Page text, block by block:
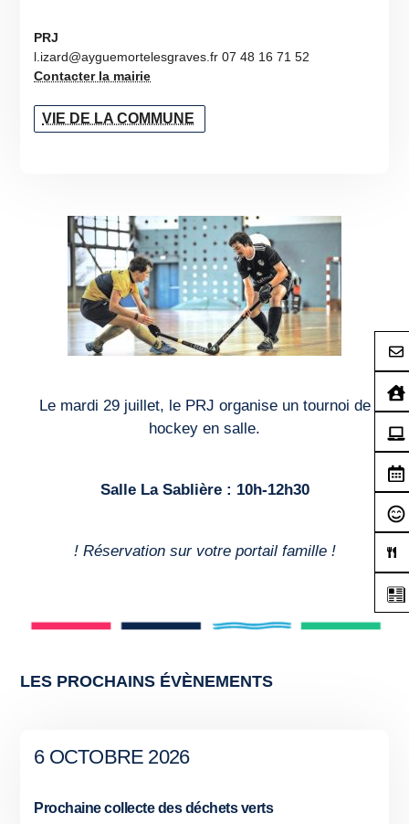
PRJ
l.izard@ayguemortelesgraves.fr 07 48 16 71 52
Contacter la mairie
VIE DE LA COMMUNE
Le mardi 29 juillet, le PRJ organise un tournoi de
hockey en salle.
Salle La Sablière : 10h-12h30
! Réservation sur votre portail famille !
LES PROCHAINS ÉVÈNEMENTS
6 OCTOBRE 2026
Prochaine collecte des déchets verts